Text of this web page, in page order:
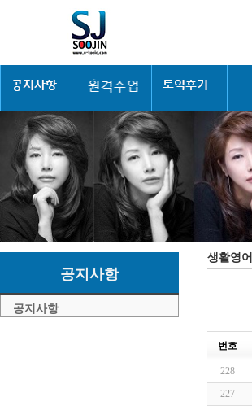
공지사항
공지사항
생활영어
번호
228
227